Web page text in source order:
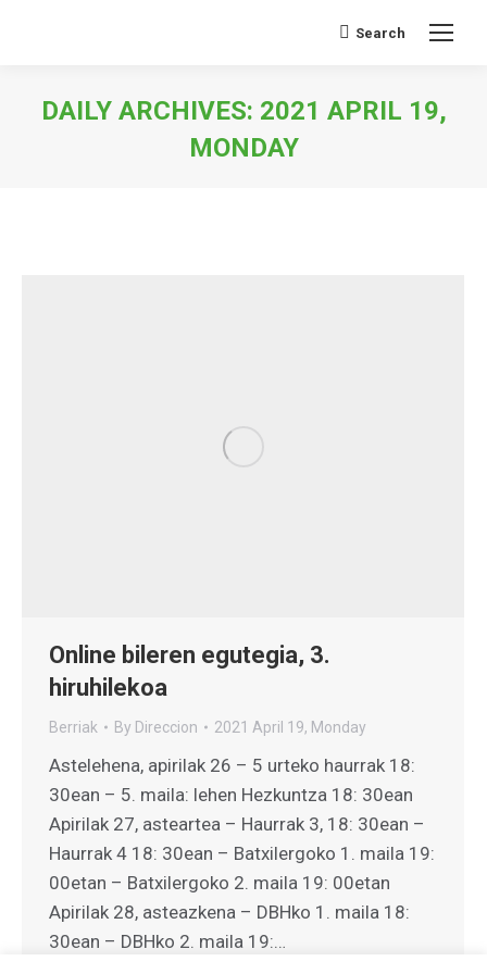
Search:
Search
DAILY ARCHIVES: 2021 APRIL 19,
MONDAY
Online bileren egutegia, 3.
hiruhilekoa
Berriak By Direccion 2021 April 19, Monday
Astelehena, apirilak 26 – 5 urteko haurrak 18:
30ean – 5. maila: lehen Hezkuntza 18: 30ean
Apirilak 27, asteartea – Haurrak 3, 18: 30ean –
Haurrak 4 18: 30ean – Batxilergoko 1. maila 19:
00etan – Batxilergoko 2. maila 19: 00etan
Apirilak 28, asteazkena – DBHko 1. maila 18:
30ean – DBHko 2. maila 19:…